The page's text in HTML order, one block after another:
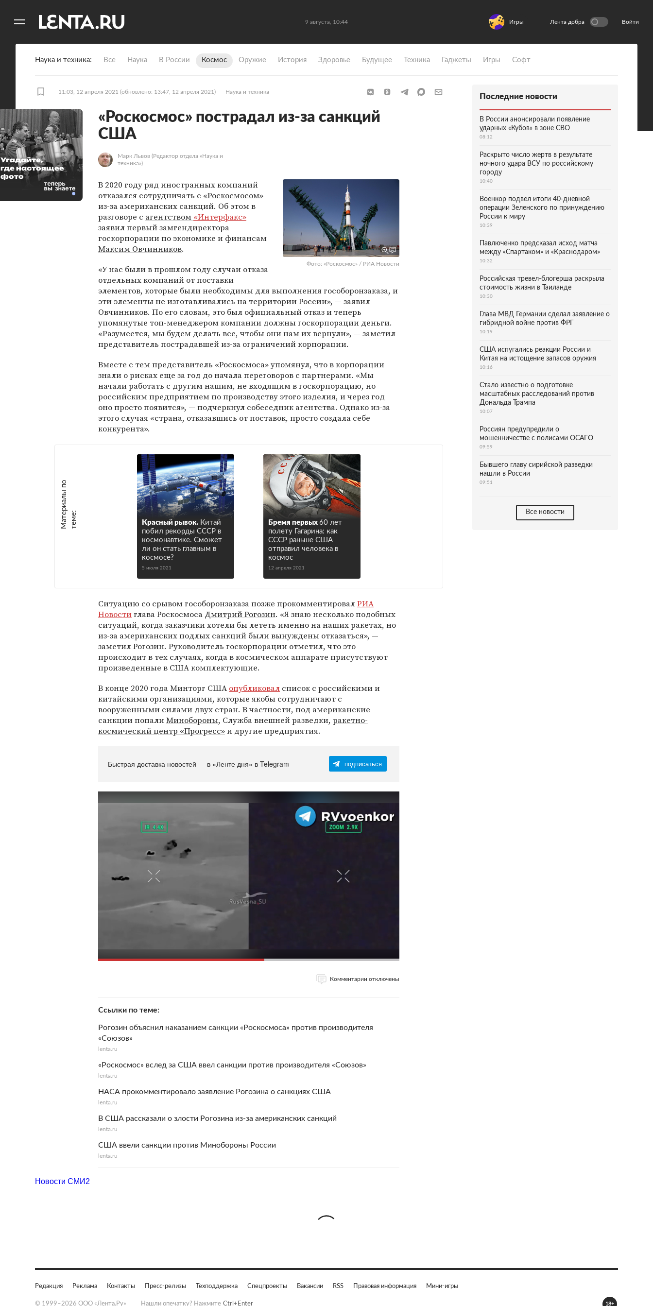
9 августа, 10:44 Игры Лента добра Войти
Наука и техника Все Наука В России Космос Оружие История Здоровье Будущее Техника Гаджеты Игры Софт
11:03, 12 апреля 2021 (обновлено: 13:47, 12 апреля 2021) Наука и техника
«Роскосмос» пострадал из-за санкций
США
Марк Львов (Редактор отдела «Наука и
техника»)
Фото: «Роскосмос» / РИА Новости
В 2020 году ряд иностранных компаний
отказался сотрудничать с «Роскосмосом»
из-за американских санкций. Об этом в
разговоре с агентством «Интерфакс»
заявил первый замгендиректора
госкорпорации по экономике и финансам
Максим Овчинников.
«У нас были в прошлом году случаи отказа
отдельных компаний от поставки
элементов, которые были необходимы для выполнения гособоронзаказа, и
эти элементы не изготавливались на территории России», — заявил
Овчинников. По его словам, это был официальный отказ и теперь
упомянутые топ-менеджером компании должны госкорпорации деньги.
«Разумеется, мы будем делать все, чтобы они нам их вернули», — заметил
представитель пострадавшей из-за ограничений корпорации.
Вместе с тем представитель «Роскосмоса» упомянул, что в корпорации
знали о рисках еще за год до начала переговоров с партнерами. «Мы
начали работать с другим нашим, не входящим в госкорпорацию, но
российским предприятием по производству этого изделия, и через год
оно просто появится», — подчеркнул собеседник агентства. Однако из-за
этого случая «страна, отказавшись от поставок, просто создала себе
конкурента».
М
а
т е
р
и
а
л
ы
п
о
т
е
м
е : Красный рывок. Китай
побил рекорды СССР в
космонавтике. Сможет
ли он стать главным в
космосе?
5 июля 2021
Бремя первых 60 лет
полету Гагарина: как
СССР раньше США
отправил человека в
космос
12 апреля 2021
Ситуацию со срывом гособоронзаказа позже прокомментировалРИА
Новостиглава Роскосмоса Дмитрий Рогозин. «Я знаю несколько подобных
ситуаций, когда заказчики хотели бы лететь именно на наших ракетах, но
из-за американских подлых санкций были вынуждены отказаться», —
заметил Рогозин. Руководитель госкорпорации отметил, что это
происходит в тех случаях, когда в космическом аппарате присутствуют
произведенные в США комплектующие.
В конце 2020 года Минторг США опубликовал список с российскими и
китайскими организациями, которые якобы сотрудничают с
вооруженными силами двух стран. В частности, под американские
санкции попалиМинобороны, Служба внешней разведки, ракетно-
космический центр «Прогресс»и другие предприятия.
Быстрая доставка новостей — в «Ленте дня» в Telegram подписаться
Комментарии отключены
Ссылки по теме
Рогозин объяснил наказанием санкции «Роскосмоса» против производителя
«Союзов»
lenta.ru
«Роскосмос» вслед за США ввел санкции против производителя «Союзов»
lenta.ru
НАСА прокомментировало заявление Рогозина о санкциях США
lenta.ru
В США рассказали о злости Рогозина из-за американских санкций
lenta.ru
США ввели санкции против Минобороны России
lenta.ru
Угадайте,
где настоящее
фото
Последние новости
В России анонсировали появление
ударных «Кубов» в зоне СВО
08:12
Раскрыто число жертв в результате
ночного удара ВСУ по российскому
городу
10:40
Военкор подвел итоги 40-дневной
операции Зеленского по принуждению
России к миру
10:39
Павлюченко предсказал исход матча
между «Спартаком» и «Краснодаром»
10:32
Российская тревел-блогерша раскрыла
стоимость жизни в Таиланде
10:30
Глава МВД Германии сделал заявление о
гибридной войне против ФРГ
10:19
США испугались реакции России и
Китая на истощение запасов оружия
10:16
Стало известно о подготовке
масштабных расследований против
Дональда Трампа
10:07
Россиян предупредили о
мошенничестве с полисами ОСАГО
09:59
Бывшего главу сирийской разведки
нашли в России
09:51
Все новости
Новости СМИ2
Редакция Реклама Контакты Пресс-релизы Техподдержка Спецпроекты Вакансии RSS Правовая информация Мини-игры
© 1999–2026 ООО «Лента.Ру» Нашли опечатку? Нажмите Ctrl+Enter 18+